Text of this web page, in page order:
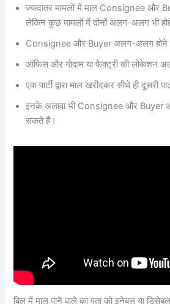
ज्यादातर मामलों में माल Consignee और
लेकिन कुछ मामलों में दोनों अलग-अलग भी
Consignee और Buyer अलग-अलग होने
ऑफिस और गोदाम या फैक्ट्री की लोकेशन
एक पार्टी द्वारा माल खरीदकर सीधे ही दूसरी
इनके अलावा भी Consignee और Buyer
सकते हैं।
बिल में माल पाने वाले का पता को इनेबल या